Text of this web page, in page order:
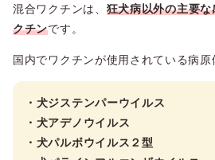
混合ワクチンは、 狂犬病以外の主要
クチンです。
国内でワクチンが使用されている病原
・犬ジステンパーウイルス
・犬アデノウイルス
・犬パルボウイルス２型